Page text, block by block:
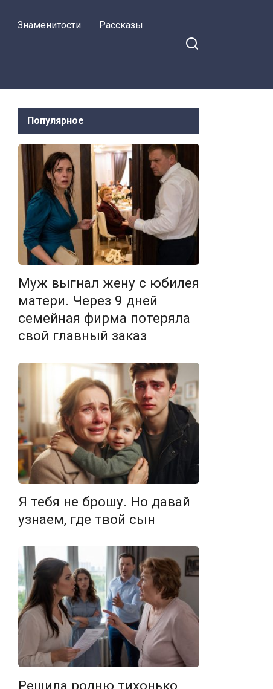
Знаменитости Рассказы
Популярное
Муж выгнал жену с юбилея
матери. Через 9 дней
семейная фирма потеряла
свой главный заказ
Я тебя не брошу. Но давай
узнаем, где твой сын
Решила родню тихонько